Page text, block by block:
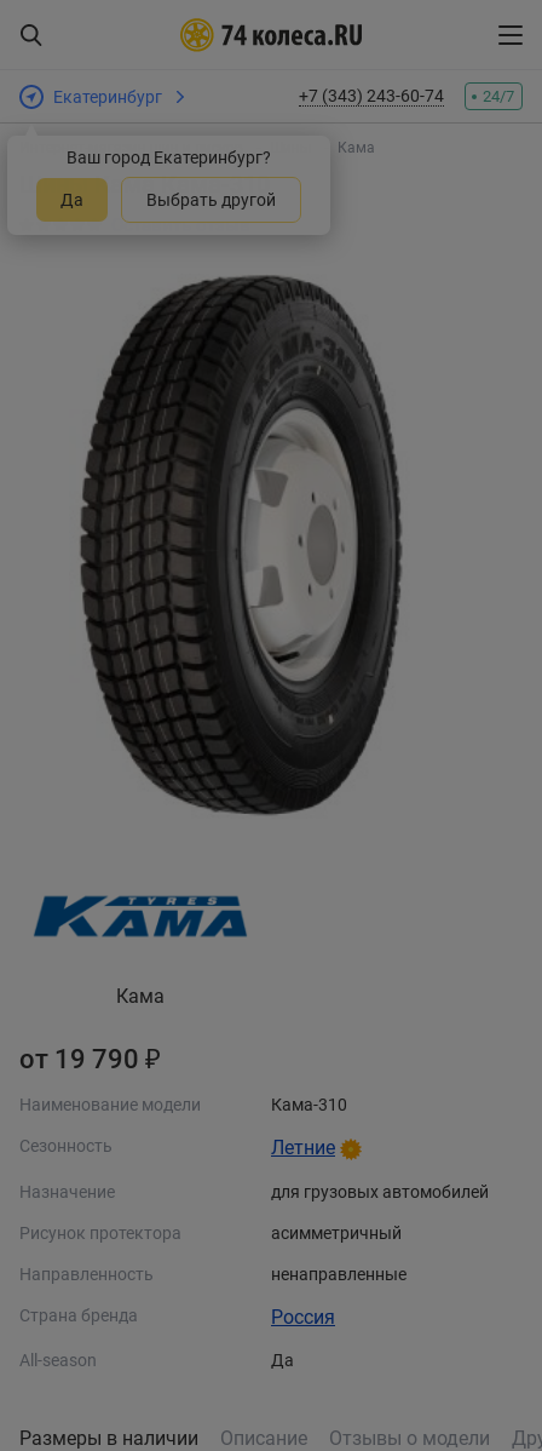
Екатеринбург
Ваш город Екатеринбург?
Да Выбрать другой
+7 (343) 243-60-74 24/7
Интернет-магазин шин и дисков Кама
Шины Кама Кама-310
Оставить отзыв
Кама
от 19 790 ₽
Наименование модели Кама-310
Сезонность Летние
Назначение для грузовых автомобилей
Рисунок протектора асимметричный
Направленность ненаправленные
Страна бренда Россия
All-season Да
Размеры в наличии Описание Отзывы о модели